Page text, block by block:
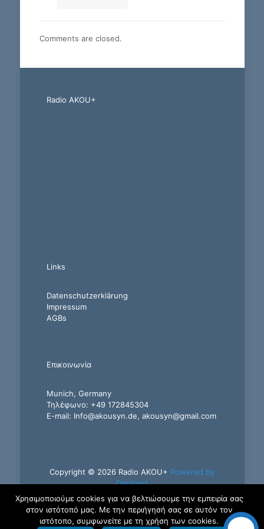
Comments are closed.
Radio AKOU+
Links
Datenschutzerklärung
Impressum
AGBs
Επικοινωνία
Munich, Germany
Τηλέφωνο: +49 172845304
E-mail: Info@akousyn.de, akousyn@gmail.com
Copyright © 2026 Radio AKOU+ Powered by
Darthost
Χρησιμοποιούμε cookies για να βελτιώσουμε την εμπειρία σας
στον ιστότοπό μας. Με την περιήγησή σας σε αυτόν τον
ιστότοπο, συμφωνείτε με τη χρήση των cookies.